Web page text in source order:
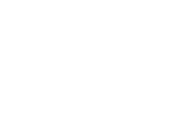
de type agenda prenant en charge le format